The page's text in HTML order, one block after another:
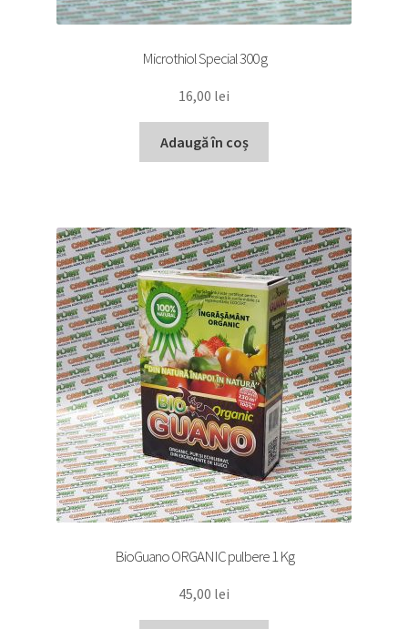
Microthiol Special 300 g
16,00 lei
Adaugă în coș
BioGuano ORGANIC pulbere 1 Kg
45,00 lei